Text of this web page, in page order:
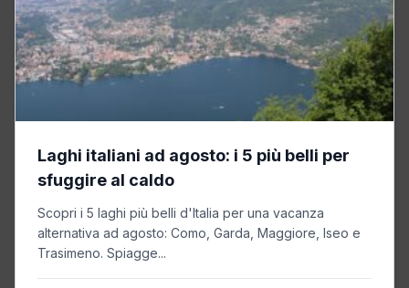
Laghi italiani ad agosto: i 5 più belli per
sfuggire al caldo
Scopri i 5 laghi più belli d'Italia per una vacanza
alternativa ad agosto: Como, Garda, Maggiore, Iseo e
Trasimeno. Spiagge...